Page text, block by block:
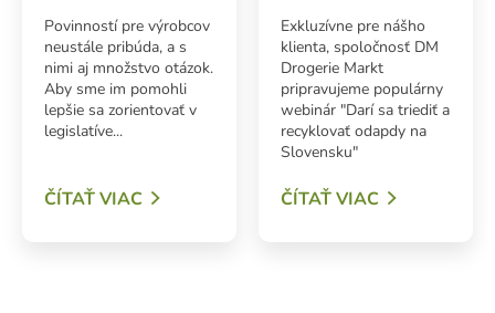
Povinností pre výrobcov
neustále pribúda, a s
nimi aj množstvo otázok.
Aby sme im pomohli
lepšie sa zorientovať v
legislatíve...
ČÍTAŤ VIAC
Exkluzívne pre nášho
klienta, spoločnosť DM
Drogerie Markt
pripravujeme populárny
webinár "Darí sa triediť a
recyklovať odapdy na
Slovensku"
ČÍTAŤ VIAC